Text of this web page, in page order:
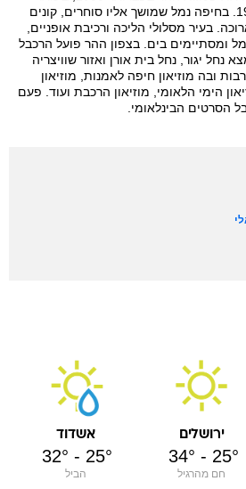
ובפברואר 1992 ובינואר 1998. בחיפה נמל שמושך אליו סוחרים, קונים
בעיר מסלולי הליכה ורכיבת אופניים,
ומסתיימים בים. בצפון ההר פועל הרכבל
נחל יגור, נחל בית אורן ואזור שוויצריה
ובה מוזיאון חיפה לאמנות, מוזיאון
הימי הלאומי, מוזיאון הרכבת ועוד. פעם
הסרטים הבינלאומי.
ירושלים
25°
-
34°
חם מהרגיל
אשדוד
25°
-
32°
הביל